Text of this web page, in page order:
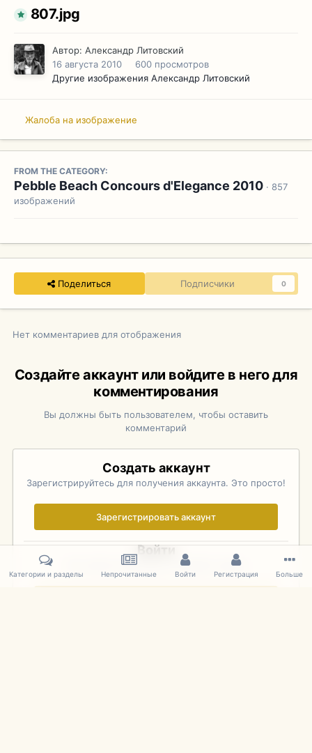
807.jpg
Автор: Александр Литовский
16 августа 2010
600 просмотров
Другие изображения Александр Литовский
Жалоба на изображение
FROM THE CATEGORY:
Pebble Beach Concours d'Elegance 2010 · 857
изображений
Поделиться Подписчики 0
Нет комментариев для отображения
Создайте аккаунт или войдите в него для
комментирования
Вы должны быть пользователем, чтобы оставить
комментарий
Создать аккаунт
Зарегистрируйтесь для получения аккаунта. Это просто!
Зарегистрировать аккаунт
Войти
Уже зарегистрированы? Войдите здесь.
Категории и разделы Непрочитанные Войти Регистрация Больше